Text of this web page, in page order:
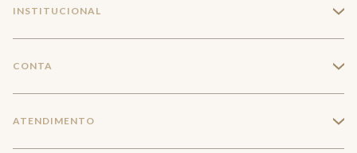
INSTITUCIONAL +
Trabalhe conosco
CONTA +
ATENDIMENTO +